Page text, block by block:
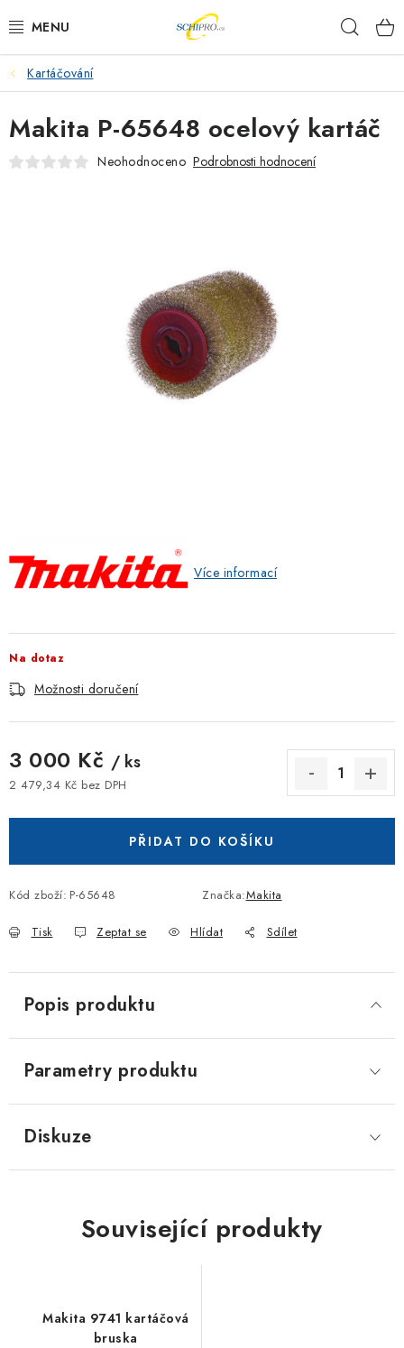
na
AKU NÁŘADÍ
ELEKTRICKÉ NÁŘADÍ
PŘÍSLUŠENSTVÍ
ZAHRADNÍ TECHNIKA
Kartáčování
Více informací
Na dotaz
Možnosti doručení
3 000 Kč / ks
2 479,34 Kč bez DPH
PŘIDAT DO KOŠÍKU
Kód zboží: P-65648 Značka:Makita
Tisk Zeptat se Hlídat Sdílet
Makita P-65648 ocelový kartáč
Neohodnoceno Podrobnosti hodnocení
Popis produktu
Parametry produktu
Diskuze
Související produkty
Makita 9741 kartáčová
bruska